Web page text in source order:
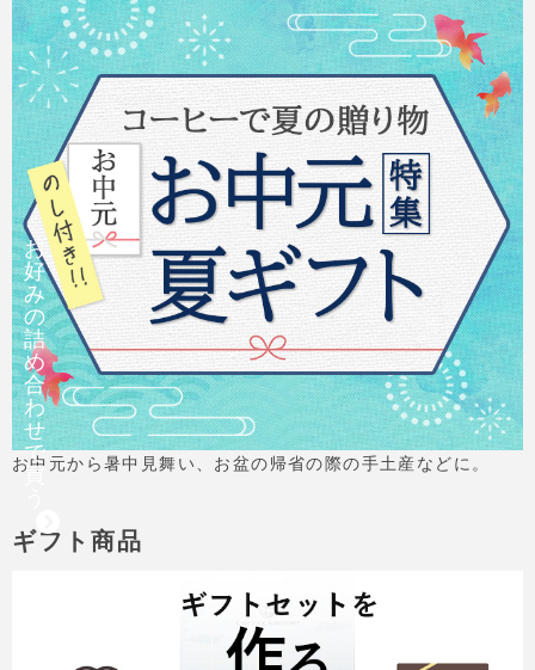
お中元から暑中見舞い、お盆の帰省の際の手土産などに。
ギフト商品
お
好
み
の
詰
め
合
わ
せ
で
買